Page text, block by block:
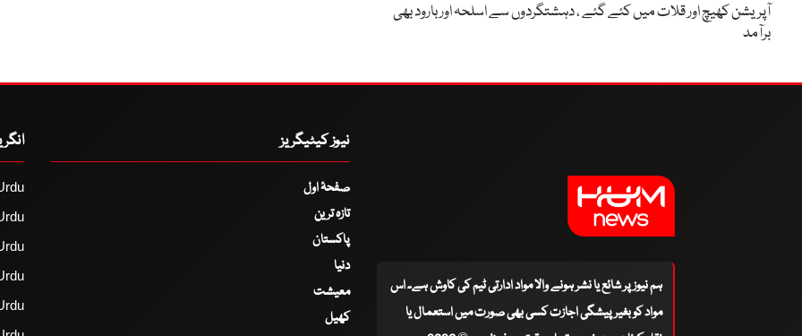
آپریشن کھیچ اور قلات میں کئے گئے ، دہشتگردوں سے اسلحہ اور بارود بھی
برآمد
ہم نیوز پر شائع یا نشر ہونے والا مواد ادارتی ٹیم کی کاوش ہے۔ اس
مواد کو بغیر پیشگی اجازت کسی بھی صورت میں استعمال یا
نیوز کیٹیگریز
صفحۂ اول
تازہ ترین
پاکستان
دنیا
معیشت
کھیل